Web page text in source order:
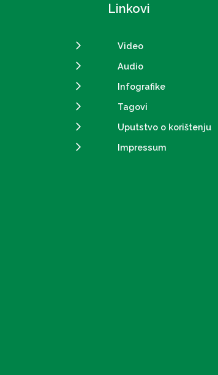
Linkovi
Video
Audio
Infografike
Tagovi
Uputstvo o korištenju
Impressum